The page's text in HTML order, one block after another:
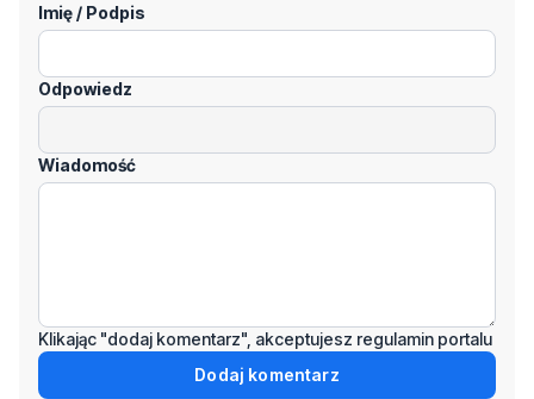
Imię / Podpis
Odpowiedz
Wiadomość
Klikając "dodaj komentarz", akceptujesz regulamin portalu
Dodaj komentarz